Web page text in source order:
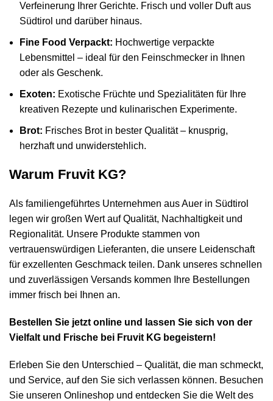
Verfeinerung Ihrer Gerichte. Frisch und voller Duft aus
Südtirol und darüber hinaus.
Fine Food Verpackt: Hochwertige verpackte
Lebensmittel – ideal für den Feinschmecker in Ihnen
oder als Geschenk.
Exoten: Exotische Früchte und Spezialitäten für Ihre
kreativen Rezepte und kulinarischen Experimente.
Brot: Frisches Brot in bester Qualität – knusprig,
herzhaft und unwiderstehlich.
Warum Fruvit KG?
Als familiengeführtes Unternehmen aus Auer in Südtirol
legen wir großen Wert auf Qualität, Nachhaltigkeit und
Regionalität. Unsere Produkte stammen von
vertrauenswürdigen Lieferanten, die unsere Leidenschaft
für exzellenten Geschmack teilen. Dank unseres schnellen
und zuverlässigen Versands kommen Ihre Bestellungen
immer frisch bei Ihnen an.
Bestellen Sie jetzt online und lassen Sie sich von der
Vielfalt und Frische bei Fruvit KG begeistern!
Erleben Sie den Unterschied – Qualität, die man schmeckt,
und Service, auf den Sie sich verlassen können. Besuchen
Sie unseren Onlineshop und entdecken Sie die Welt des